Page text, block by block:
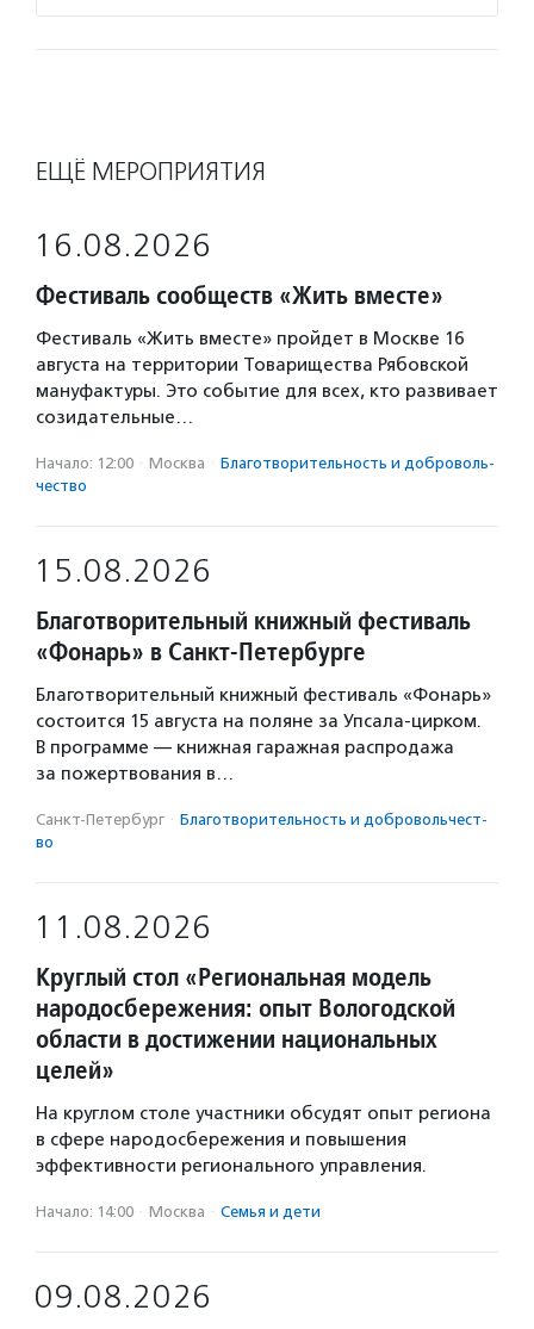
ЕЩЁ МЕРОПРИЯТИЯ
16.08.2026
Фестиваль сообществ «Жить вместе»
Фестиваль «Жить вместе» пройдет в Москве 16
августа на территории Товарищества Рябовской
мануфактуры. Это событие для всех, кто развивает
созидательные…
Начало: 12:00 · Москва · Благотвори­тель­ность и доброволь­
чест­во
15.08.2026
Благотворительный книжный фестиваль
«Фонарь» в Санкт-Петербурге
Благотворительный книжный фестиваль «Фонарь»
состоится 15 августа на поляне за Упсала-цирком.
В программе — книжная гаражная распродажа
за пожертвования в…
Санкт-Петербург · Благотвори­тель­ность и доброволь­чест­
во
11.08.2026
Круглый стол «Региональная модель
народосбережения: опыт Вологодской
области в достижении национальных
целей»
На круглом столе участники обсудят опыт региона
в сфере народосбережения и повышения
эффективности регионального управления.
Начало: 14:00 · Москва · Семья и дети
09.08.2026